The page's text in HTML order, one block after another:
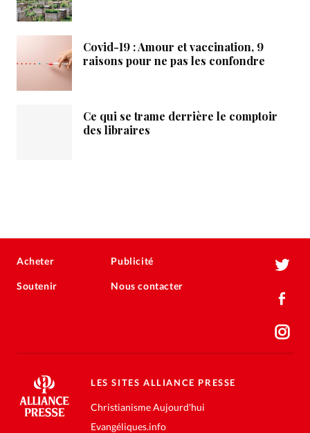
Covid-19 : Amour et vaccination, 9
raisons pour ne pas les confondre
Ce qui se trame derrière le comptoir
des libraires
Acheter
Soutenir
Publicité
Nous contacter
LES SITES ALLIANCE PRESSE
Christianisme Aujourd'hui
Evangéliques.info